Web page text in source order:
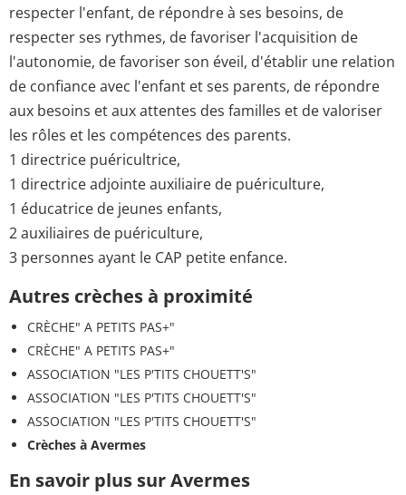
respecter l'enfant, de répondre à ses besoins, de
respecter ses rythmes, de favoriser l'acquisition de
l'autonomie, de favoriser son éveil, d'établir une relation
de confiance avec l'enfant et ses parents, de répondre
aux besoins et aux attentes des familles et de valoriser
les rôles et les compétences des parents.
1 directrice puéricultrice,
1 directrice adjointe auxiliaire de puériculture,
1 éducatrice de jeunes enfants,
2 auxiliaires de puériculture,
3 personnes ayant le CAP petite enfance.
Autres crèches à proximité
CRÈCHE" A PETITS PAS+"
CRÈCHE" A PETITS PAS+"
ASSOCIATION "LES P'TITS CHOUETT'S"
ASSOCIATION "LES P'TITS CHOUETT'S"
ASSOCIATION "LES P'TITS CHOUETT'S"
Crèches à Avermes
En savoir plus sur Avermes